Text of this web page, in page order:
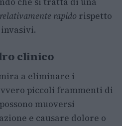
rapido rispetto
clinico
a eliminare i
piccoli frammenti di
muoversi
e causare dolore o